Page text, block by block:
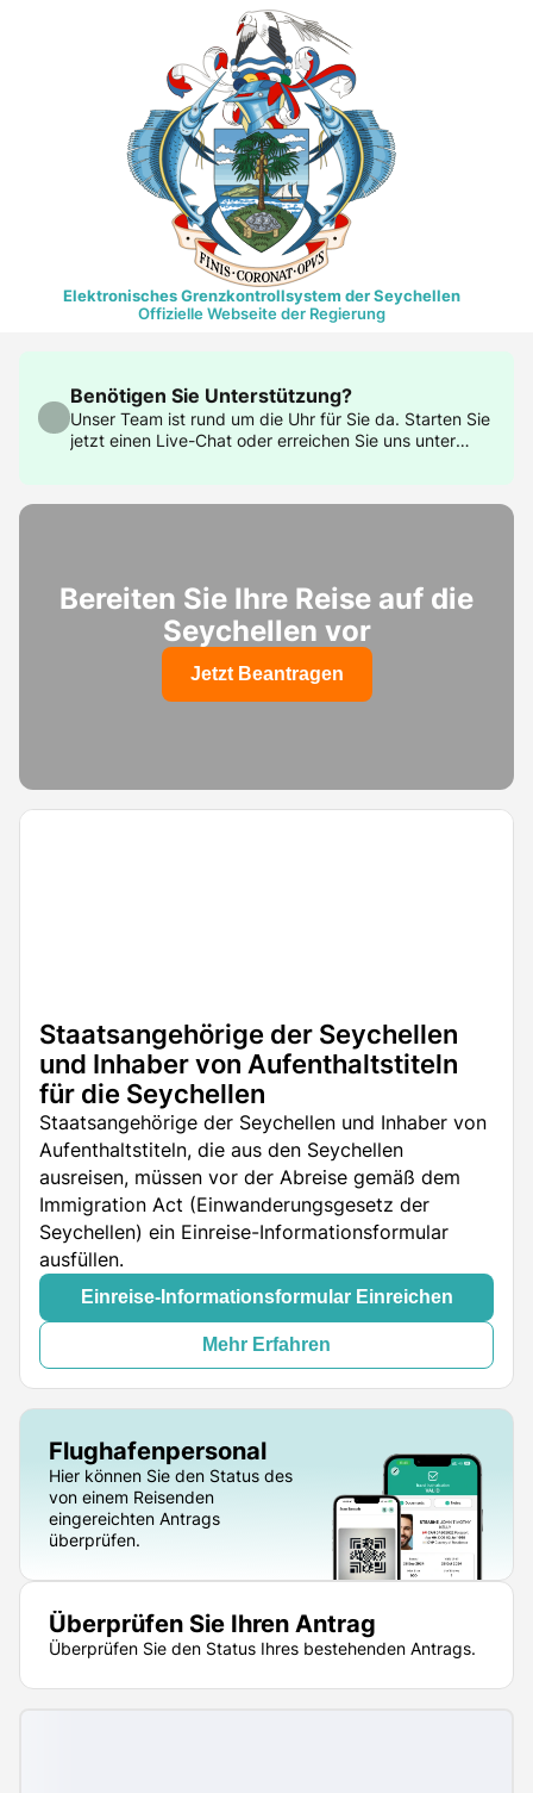
Elektronisches Grenzkontrollsystem der Seychellen
Offizielle Webseite der Regierung
Benötigen Sie Unterstützung?
Unser Team ist rund um die Uhr für Sie da. Starten Sie
jetzt einen Live-Chat oder erreichen Sie uns unter
Bereiten Sie Ihre Reise auf die
Seychellen vor
Jetzt Beantragen
Staatsangehörige der Seychellen
und Inhaber von Aufenthaltstiteln
für die Seychellen
Staatsangehörige der Seychellen und Inhaber von
Aufenthaltstiteln, die aus den Seychellen
ausreisen, müssen vor der Abreise gemäß dem
Immigration Act (Einwanderungsgesetz der
Seychellen) ein Einreise-Informationsformular
ausfüllen.
Einreise-Informationsformular Einreichen
Mehr Erfahren
Flughafenpersonal
Hier können Sie den Status des
von einem Reisenden
eingereichten Antrags
überprüfen.
Überprüfen Sie Ihren Antrag
Überprüfen Sie den Status Ihres bestehenden Antrags.